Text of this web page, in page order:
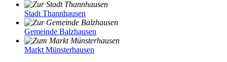
Stadt Thannhausen
Gemeinde Balzhausen
Markt Münsterhausen